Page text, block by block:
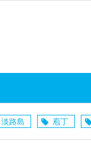
淡路島 庖丁